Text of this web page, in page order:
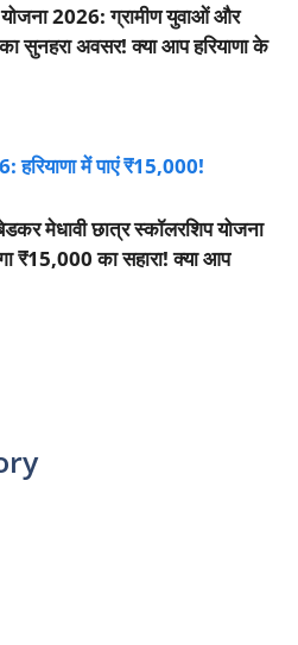
योजना 2026: ग्रामीण युवाओं और
सुनहरा अवसर! क्या आप हरियाणा के
हरियाणा में पाएं ₹15,000!
मेधावी छात्र स्कॉलरशिप योजना
₹15,000 का सहारा! क्या आप